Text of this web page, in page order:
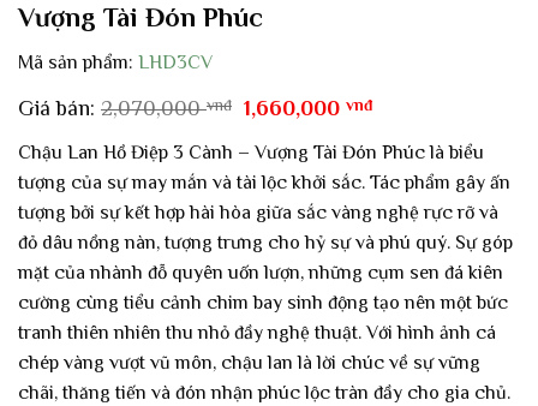
Vượng Tài Đón Phúc
Mã sản phẩm: LHD3CV
Giá bán: 2,070,000vnđ
Giá
là:
2,070,000 vnđ.
1,660,000vnđGiá
tại
là:
1,660,000 vnđ.
Chậu Lan Hồ Điệp 3 Cành – Vượng Tài Đón Phúc là biểu
tượng của sự may mắn và tài lộc khởi sắc. Tác phẩm gây ấn
tượng bởi sự kết hợp hài hòa giữa sắc vàng nghệ rực rỡ và
đỏ dâu nồng nàn, tượng trưng cho hỷ sự và phú quý. Sự góp
mặt của nhành đỗ quyên uốn lượn, những cụm sen đá kiên
cường cùng tiểu cảnh chim bay sinh động tạo nên một bức
tranh thiên nhiên thu nhỏ đầy nghệ thuật. Với hình ảnh cá
chép vàng vượt vũ môn, chậu lan là lời chúc về sự vững
chãi, thăng tiến và đón nhận phúc lộc tràn đầy cho gia chủ.